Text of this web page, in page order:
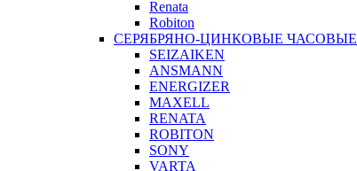
Renata
Robiton
СЕРЯБРЯНО-ЦИНКОВЫЕ ЧАСОВЫЕ
SEIZAIKEN
ANSMANN
ENERGIZER
MAXELL
RENATA
ROBITON
SONY
VARTA